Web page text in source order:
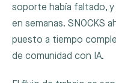
soporte había faltado, y
en semanas. SNOCKS
puesto a tiempo
de comunidad con IA.